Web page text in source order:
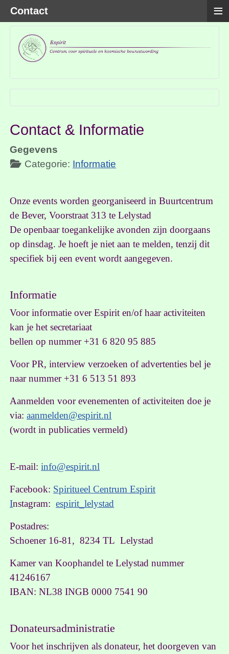
Contact & Informatie
Gegevens
Categorie: Informatie
Onze events worden georganiseerd in Buurtcentrum
de Bever, Voorstraat 313 te Lelystad
De openbaar toegankelijke avonden zijn doorgaans
op dinsdag. Je hoeft je niet aan te melden, tenzij dit
specifiek bij een event wordt aangegeven.
Informatie
Voor informatie over Espirit en/of haar activiteiten
kan je het secretariaat
bellen op nummer +31 6 820 95 885
Voor PR, interview verzoeken of advertenties bel je
naar nummer +31 6 513 51 893
Aanmelden voor evenementen of activiteiten doe je
via:aanmelden@espirit.nl
(wordt in publicaties vermeld)
E-mail:info@espirit.nl
Facebook: Spiritueel Centrum Espirit
Instagram:espirit_lelystad
Postadres:
Schoener 16-81, 8234 TL Lelystad
Kamer van Koophandel te Lelystad nummer
41246167
IBAN: NL38 INGB 0000 7541 90
Donateursadministratie
Voor het inschrijven als donateur, het doorgeven van
Contact ≡